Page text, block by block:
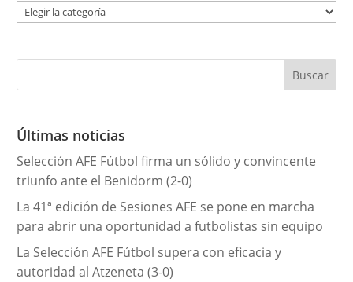
g
r
a
s
Últimas noticias
Selección AFE Fútbol firma un sólido y convincente
triunfo ante el Benidorm (2-0)
La 41ª edición de Sesiones AFE se pone en marcha
para abrir una oportunidad a futbolistas sin equipo
La Selección AFE Fútbol supera con eficacia y
autoridad al Atzeneta (3-0)